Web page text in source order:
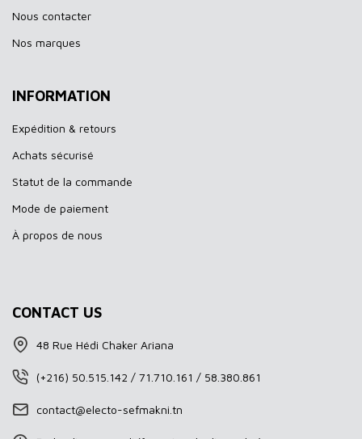
Nous contacter
Nos marques
INFORMATION
Expédition & retours
Achats sécurisé
Statut de la commande
Mode de paiement
À propos de nous
CONTACT US
48 Rue Hédi Chaker Ariana
(+216) 50.515.142 / 71.710.161 / 58.380.861
contact@electo-sefmakni.tn